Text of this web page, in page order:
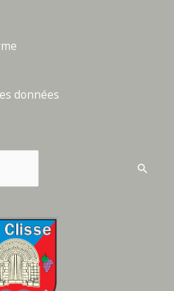
données